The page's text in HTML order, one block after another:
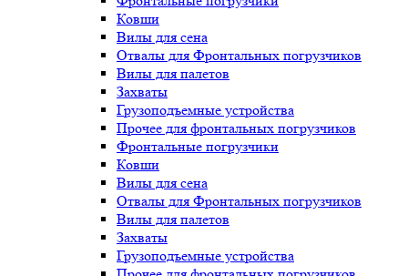
Ковши
Вилы для сена
Отвалы для Фронтальных погрузчиков
Вилы для палетов
Захваты
Грузоподъемные устройства
Прочее для фронтальных погрузчиков
Фронтальные погрузчики
Ковши
Вилы для сена
Отвалы для Фронтальных погрузчиков
Вилы для палетов
Захваты
Грузоподъемные устройства